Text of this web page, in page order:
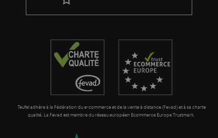
a
a
r
i
Teufel adhère à la Fédération du e-commerce et de la vente à distance (Fevad) et à sa charte
qualité. La Fevad est membre du réseau européen Ecommerce Europe Trustmark.